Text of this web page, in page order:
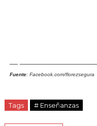
Fuente: Facebook.com/florezsegura
Tags # Enseñanzas